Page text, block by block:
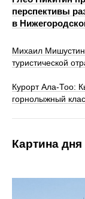
перспективы
в
Михаил
туристической
Курорт Ала-Тоо:
горнолыжный
Картина дня